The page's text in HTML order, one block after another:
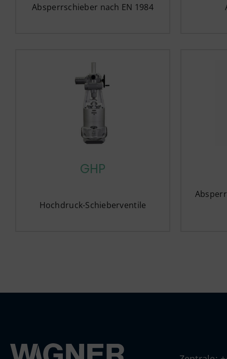
Absperrschieber nach EN 1984
GHP
Hochdruck-Schieberventile